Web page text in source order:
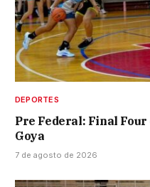
DEPORTES
Pre Federal: Final
Goya
7 de agosto de 2026